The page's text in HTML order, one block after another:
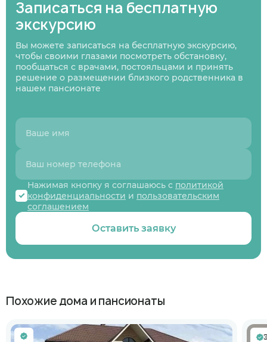
Записаться на бесплатную
экскурсию
Вы можете записаться на бесплатную экскурсию,
чтобы своими глазами посмотреть обстановку,
пообщаться с врачами, постояльцами и принять
решение о размещении близкого родственника в
нашем пансионате
Нажимая кнопку я соглашаюсь с политикой
конфиденциальности и пользовательским
соглашением
Оставить заявку
Похожие дома и пансионаты
Предыдущий вопрос
Следующий вопрос
Нажимая кнопку я соглашаюсьс политикой
конфиденциальностии пользовательским
соглашением
Нажимая кнопку я соглашаюсь
конфиденциальности и пользовательским
соглашением
Перезвоните мне
Нажимая кнопку я соглашаюсьс политикой
конфиденциальностии пользовательским
соглашением
Нажимая кнопку я соглашаюсьс политикой
конфиденциальностии пользовательским
соглашением